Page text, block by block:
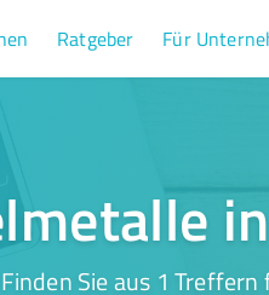
Ratgeber Für
Sie aus 1